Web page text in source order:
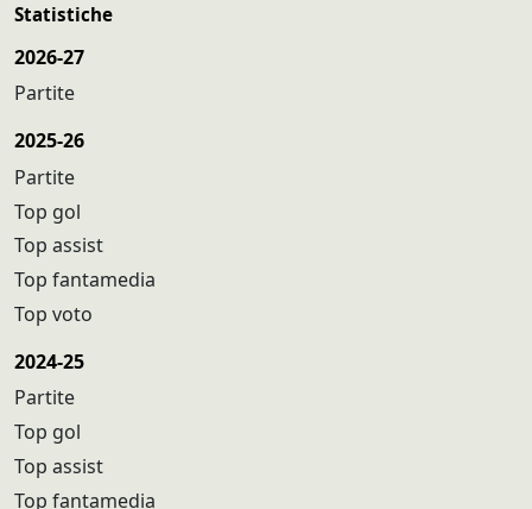
Statistiche
2026-27
Partite
2025-26
Partite
Top gol
Top assist
Top fantamedia
Top voto
2024-25
Partite
Top gol
Top assist
Top fantamedia